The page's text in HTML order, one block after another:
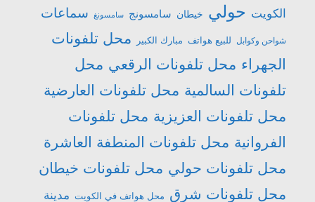
الكويت حولي خيطان سامسونج سامسونغ سماعات
شواحن وكوابل للبيع هواتف مبارك الكبير
محل تلفونات
الجهراء محل تلفونات الرقعي محل
تلفونات السالمية محل تلفونات العارضية
محل تلفونات العزيزية محل تلفونات
الفروانية محل تلفونات المنطفة العاشرة
محل تلفونات حولي محل تلفونات خيطان
محل تلفونات شرق محل هواتف في الكويت مدينة